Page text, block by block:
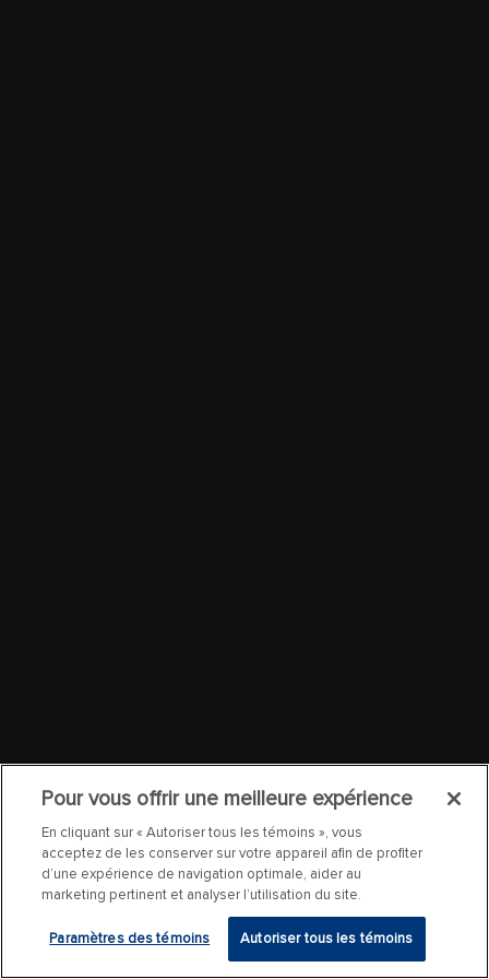
Pour vous offrir une meilleure expérience
En cliquant sur « Autoriser tous les témoins », vous
acceptez de les conserver sur votre appareil afin de profiter
d’une expérience de navigation optimale, aider au
marketing pertinent et analyser l’utilisation du site.
Paramètres des témoins Autoriser tous les témoins